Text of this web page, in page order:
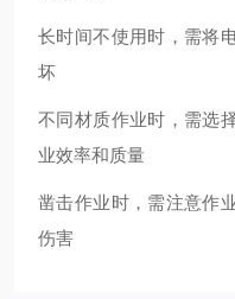
长时间不使用时，需将
坏
不同材质作业时，需选
业效率和质量
凿击作业时，需注意作
伤害